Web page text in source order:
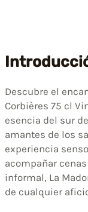
Descubre el
Corbières 75 cl
esencia del sur
amantes de los
experiencia
acompañar
informal, La
de cualquier